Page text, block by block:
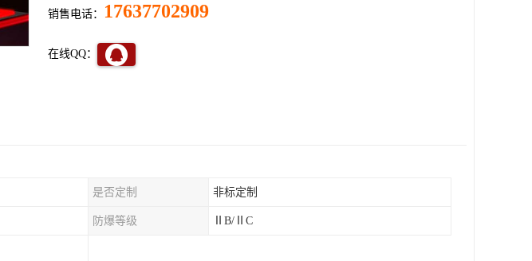
销售电话： 17637702909
在线QQ：
是否定制 非标定制
防爆等级 ⅡB/ⅡC